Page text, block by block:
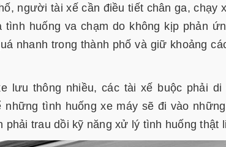
người tài xế cần điều tiết chân ga, chạy
tình huống va chạm do không kịp phản
nhanh trong thành phố và giữ khoảng
lưu thông nhiều, các tài xế buộc phải di
tình huống xe máy sẽ đi vào
trau dồi kỹ năng xử lý tình huống thật